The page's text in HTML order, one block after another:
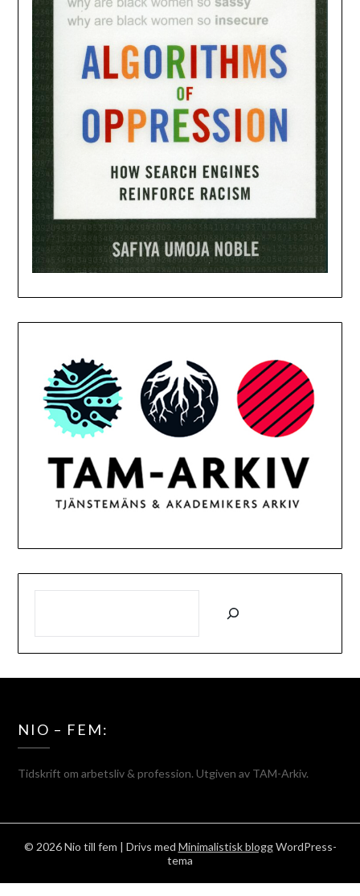
NIO – FEM:
Tidskrift om arbetsliv & profession. Utgiven av TAM-Arkiv.
© 2026 Nio till fem | Drivs med Minimalistisk bloggWordPress-
tema